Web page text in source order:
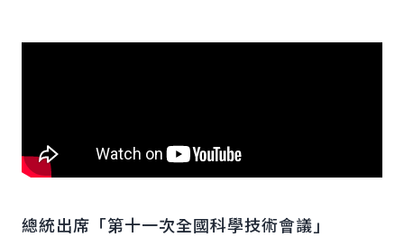
總統出席「第十一次全國科學技術會議」